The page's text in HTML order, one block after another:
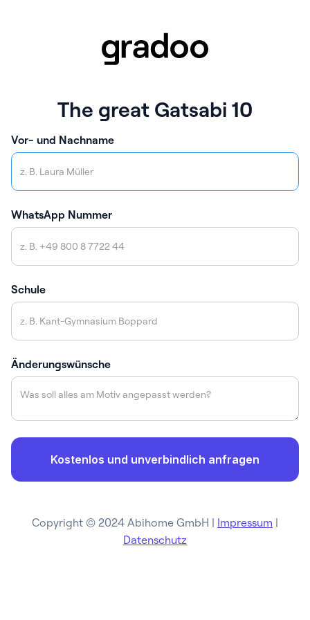
The great Gatsabi 10
Vor- und Nachname
WhatsApp Nummer
Schule
Änderungswünsche
Copyright © 2024 Abihome GmbH | Impressum |
Datenschutz